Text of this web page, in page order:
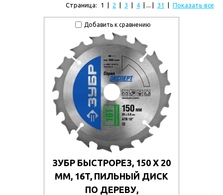
Страница: 1 2 3 4 | ... | 31 Показать все
Добавить к сравнению
ЗУБР БЫСТРОРЕЗ, 150 X 20
ММ, 16T, ПИЛЬНЫЙ ДИСК
ПО ДЕРЕВУ,